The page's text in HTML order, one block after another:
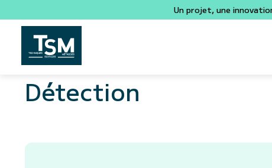
Un projet, une
Détection